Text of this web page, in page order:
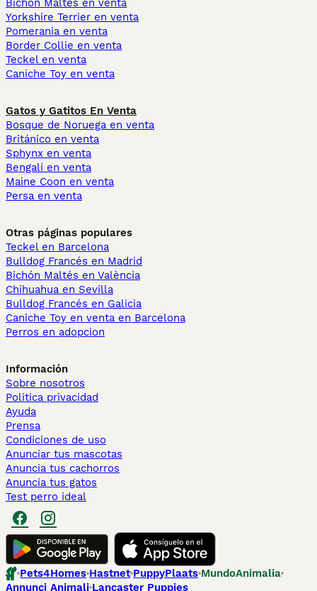
Bichón Maltés en venta
Yorkshire Terrier en venta
Pomerania en venta
Border Collie en venta
Teckel en venta
Caniche Toy en venta
Gatos y Gatitos En Venta
Bosque de Noruega en venta
Británico en venta
Sphynx en venta
Bengalí en venta
Maine Coon en venta
Persa en venta
Otras páginas populares
Teckel en Barcelona
Bulldog Francés en Madrid
Bichón Maltés en València
Chihuahua en Sevilla
Bulldog Francés en Galicia
Caniche Toy en venta en Barcelona
Perros en adopcion
Información
Sobre nosotros
Politica privacidad
Ayuda
Prensa
Condiciones de uso
Anunciar tus mascotas
Anuncia tus cachorros
Anuncia tus gatos
Test perro ideal
Pets4Homes Hastnet PuppyPlaats MundoAnimalia
Annunci Animali Lancaster Puppies